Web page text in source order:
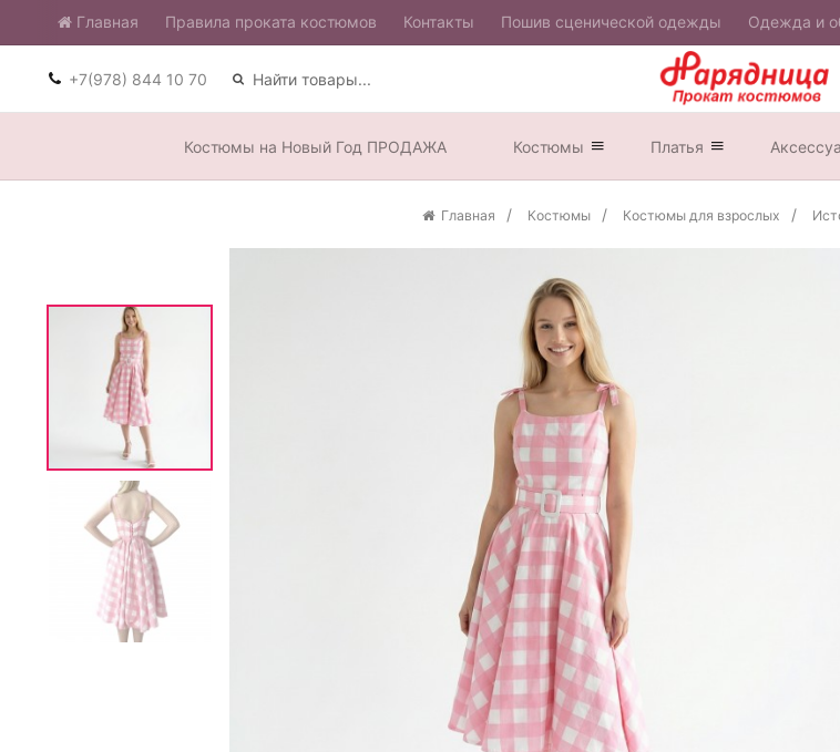
Главная ​Правила проката костюмов Контакты Пошив сценической одежды Одежда и
+7(978) 844 10 70
Костюмы на Новый Год ПРОДАЖА Костюмы Платья
Главная Костюмы Костюмы для взрослых